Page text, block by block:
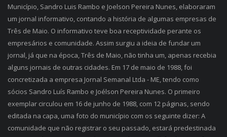
Município, Sandro Luis Rambo e Joelson Pereira Nunes, elaboraram
um jornal informativo, contando a história de algumas empresas de
Três de Maio. O informativo teve boa receptividade perante os
empresários e comunidade. Assim surgiu a ideia de fundar um
jornal, já que na época, Três de Maio, não tinha um, apenas recebia
alguns jornais de outras cidades. Em 17 de maio de 1988, foi
concretizada a empresa Jornal Semanal Ltda - ME, tendo como
sócios Sandro Luís Rambo e Joélson Pereira Nunes. O primeiro
exemplar circulou em 16 de junho de 1988, com 12 páginas, sendo
editada na capa, uma foto do município com os seguinte dizer: A
comunidade que não registrar o seu passado, estará predestinada